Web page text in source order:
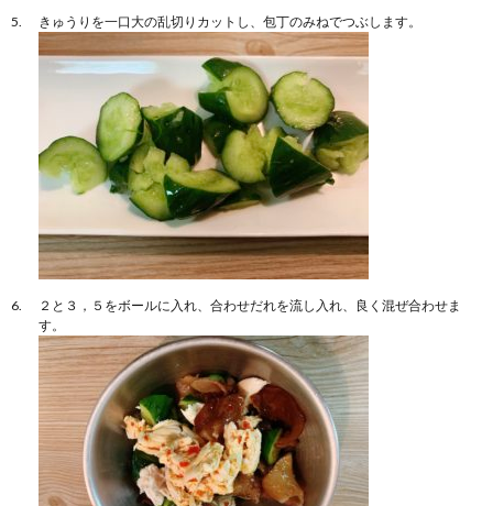
きゅうりを一口大の乱切りカットし、包丁のみねでつぶします。
２と３，５をボールに入れ、合わせだれを流し入れ、良く混ぜ合わせま
す。